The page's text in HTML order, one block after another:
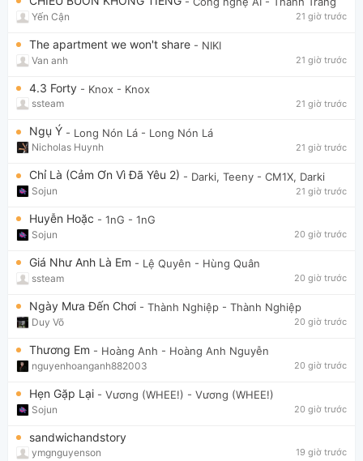
Yến Cận 21 giờ trước
The apartment we won't share - NIKI
Van anh 21 giờ trước
4.3 Forty - Knox - Knox
ssteam 21 giờ trước
Ngụ Ý - Long Nón Lá - Long Nón Lá
Nicholas Huynh 21 giờ trước
Chỉ Là (Cảm Ơn Vì Đã Yêu 2) - Darki, Teeny - CM1X, Darki
Sojun 21 giờ trước
Huyễn Hoặc - 1nG - 1nG
Sojun 20 giờ trước
Giá Như Anh Là Em - Lệ Quyên - Hùng Quân
ssteam 20 giờ trước
Ngày Mưa Đến Chơi - Thành Nghiệp - Thành Nghiệp
Duy Võ 20 giờ trước
Thương Em - Hoàng Anh - Hoàng Anh Nguyễn
nguyenhoanganh882003 20 giờ trước
Hẹn Gặp Lại - Vương (WHEE!) - Vương (WHEE!)
Sojun 20 giờ trước
sandwichandstory
ymgnguyenson 19 giờ trước